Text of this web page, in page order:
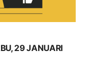
29 JANUARI